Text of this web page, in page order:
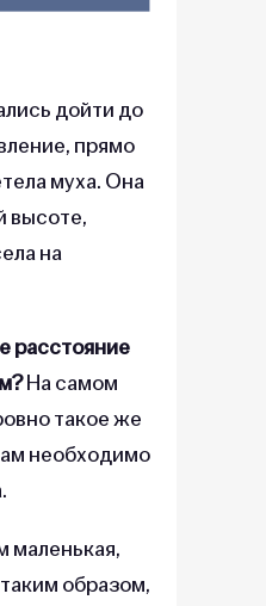
дойти до
прямо
муха. Она
высоте,
на
расстояние
На самом
такое же
необходимо
маленькая,
образом,